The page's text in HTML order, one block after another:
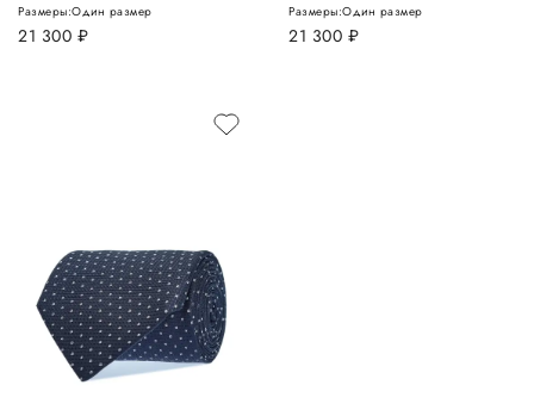
21 300 руб.
Размеры:Один размер
21 300 руб.
Размеры:Один размер